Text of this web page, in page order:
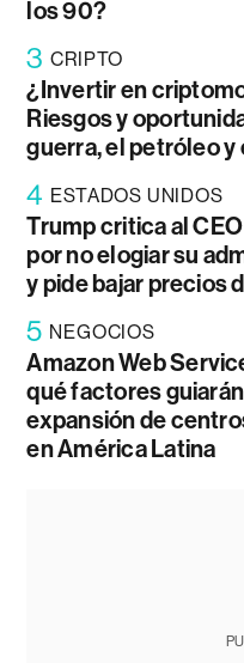
los 90?
3 CRIPTO
¿Invertir en
Riesgos y
guerra, el petróleo y
4 ESTADOS UNIDOS
Trump critica al
por no elogiar su
y pide bajar precios
5 NEGOCIOS
Amazon Web
qué factores
expansión de
en América Latina